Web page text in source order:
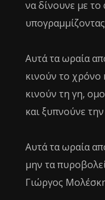
να δίνουνε με το
Αυτά τα ωραία
κινούν το χρόνο
κινούν τη γη,
και ξυπνούνε
Αυτά τα ωραία
μην τα
Γιώργος